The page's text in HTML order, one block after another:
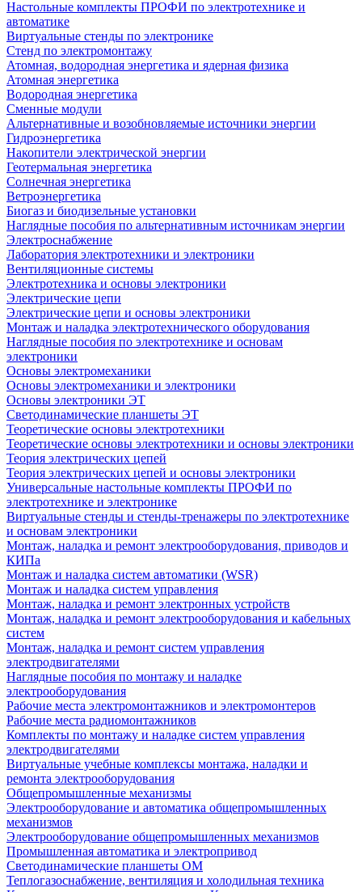
Настольные комплекты ПРОФИ по электротехнике и
автоматике
Виртуальные стенды по электронике
Стенд по электромонтажу
Атомная, водородная энергетика и ядерная физика
Атомная энергетика
Водородная энергетика
Сменные модули
Альтернативные и возобновляемые источники энергии
Гидроэнергетика
Накопители электрической энергии
Геотермальная энергетика
Солнечная энергетика
Ветроэнергетика
Биогаз и биодизельные установки
Наглядные пособия по альтернативным источникам энергии
Электроснабжение
Лаборатория электротехники и электроники
Вентиляционные системы
Электротехника и основы электроники
Электрические цепи
Электрические цепи и основы электроники
Монтаж и наладка электротехнического оборудования
Наглядные пособия по электротехнике и основам
электроники
Основы электромеханики
Основы электромеханики и электроники
Основы электроники ЭТ
Светодинамические планшеты ЭТ
Теоретические основы электротехники
Теоретические основы электротехники и основы электроники
Теория электрических цепей
Теория электрических цепей и основы электроники
Универсальные настольные комплекты ПРОФИ по
электротехнике и электронике
Виртуальные стенды и стенды-тренажеры по электротехнике
и основам электроники
Монтаж, наладка и ремонт электрооборудования, приводов и
КИПа
Монтаж и наладка систем автоматики (WSR)
Монтаж и наладка систем управления
Монтаж, наладка и ремонт электронных устройств
Монтаж, наладка и ремонт электрооборудования и кабельных
систем
Монтаж, наладка и ремонт систем управления
электродвигателями
Наглядные пособия по монтажу и наладке
электрооборудования
Рабочие места электромонтажников и электромонтеров
Рабочие места радиомонтажников
Комплекты по монтажу и наладке систем управления
электродвигателями
Виртуальные учебные комплексы монтажа, наладки и
ремонта электрооборудования
Общепромышленные механизмы
Электрооборудование и автоматика общепромышленных
механизмов
Электрооборудование общепромышленных механизмов
Промышленная автоматика и электропривод
Светодинамические планшеты ОМ
Теплогазоснабжение, вентиляция и холодильная техника